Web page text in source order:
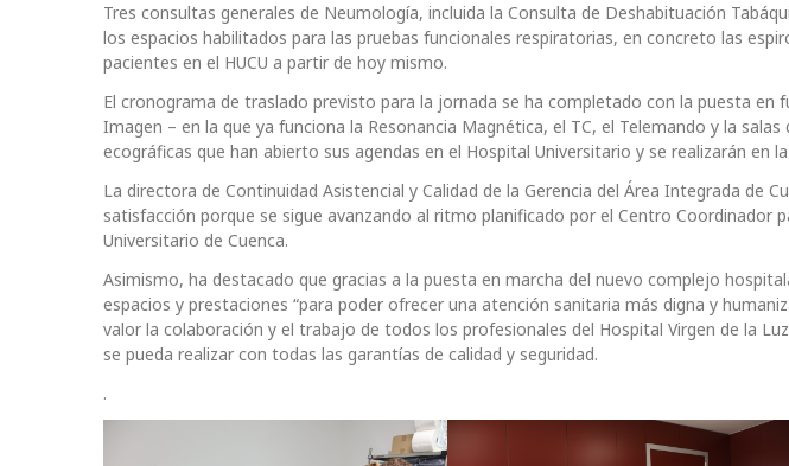
Tres consultas generales de Neumología, incluida la Consulta de Deshabituación
los espacios habilitados para las pruebas funcionales respiratorias, en concreto las
pacientes en el HUCU a partir de hoy mismo.
El cronograma de traslado previsto para la jornada se ha completado con la puesta
Imagen – en la que ya funciona la Resonancia Magnética, el TC, el Telemando y la
ecográficas que han abierto sus agendas en el Hospital Universitario y se realizarán en
La directora de Continuidad Asistencial y Calidad de la Gerencia del Área Integrada de
satisfacción porque se sigue avanzando al ritmo planificado por el Centro Coordinador
Universitario de Cuenca.
Asimismo, ha destacado que gracias a la puesta en marcha del nuevo complejo
espacios y prestaciones “para poder ofrecer una atención sanitaria más digna y
valor la colaboración y el trabajo de todos los profesionales del Hospital Virgen de la
se pueda realizar con todas las garantías de calidad y seguridad.
.